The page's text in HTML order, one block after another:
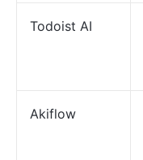
Todoist AI
Akiflow